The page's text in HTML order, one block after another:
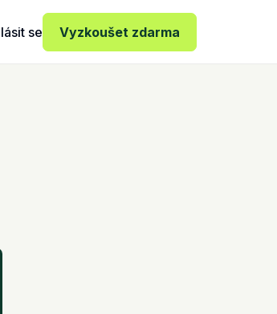
se Vyzkoušet zdarma